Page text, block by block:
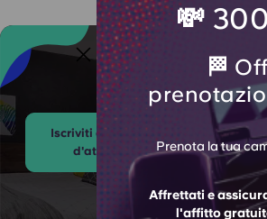
💸
🏁
Prenota la tua
Affrettati e
l'affitto
Iscriviti alla lista
d'attesa